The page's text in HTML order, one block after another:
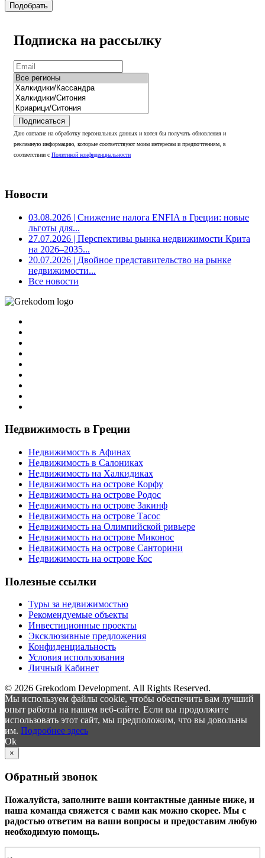
Подобрать
Подписка на рассылку
Подписаться
Даю согласие на обработку персональных данных и хотел бы получать обновления и
рекламную информацию, которые соответствуют моим интересам и предпочтениям, в
соответствии с Политикой конфиденциальности
Новости
03.08.2026 | Снижение налога ENFIA в Греции: новые
льготы для...
27.07.2026 | Перспективы рынка недвижимости Крита
на 2026–2035...
20.07.2026 | Двойное представительство на рынке
недвижимости...
Все новости
Недвижимость в Греции
Недвижимость в Афинах
Недвижимость в Салониках
Недвижимость на Халкидиках
Недвижимость на острове Корфу
Недвижимость на острове Родос
Недвижимость на острове Закинф
Недвижимость на острове Тасос
Недвижимость на Олимпийской ривьере
Недвижимость на острове Миконос
Недвижимость на острове Санторини
Недвижимость на острове Кос
Полезные ссылки
Туры за недвижимостью
Рекомендуемые объекты
Инвестиционные проекты
Эксклюзивные предложения
Конфиденциальность
Условия использования
Личный Кабинет
© 2026 Grekodom Development. All Rights Reserved.
Мы используем файлы cookie, чтобы обеспечить вам лучший
опыт работы на нашем веб-сайте. Если вы продолжите
использовать этот сайт, мы предположим, что вы довольны
им. Подробнее здесь
Ok
×
Обратный звонок
Пожалуйста, заполните ваши контактные данные ниже, и
наша команда свяжется с вами как можно скорее. Мы с
радостью ответим на ваши вопросы и предоставим любую
необходимую помощь.